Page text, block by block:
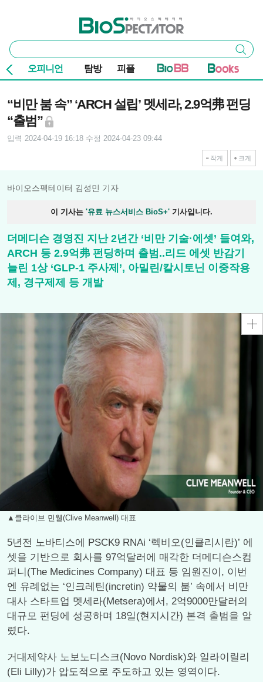
바이오스펙테이터
통
합
검
색
검색
오피니언 탐방 피플
“비만 붐 속” ‘ARCH 설립’ 멧세라, 2.9억弗 펀딩
“출범”
입력 2024-04-19 16:18 수정 2024-04-23 09:44
작게 크게
바이오스펙테이터 김성민 기자
이 기사는 '유료 뉴스서비스 BioS+' 기사입니다.
더메디슨 경영진 지난 2년간 ‘비만 기술·에셋’ 들여와,
ARCH 등 2.9억弗 펀딩하며 출범..리드 에셋 반감기
늘린 1상 ‘GLP-1 주사제’, 아밀린/칼시토닌 이중작용
제, 경구제제 등 개발
▲클라이브 민웰(Clive Meanwell) 대표
5년전 노바티스에 PSCK9 RNAi ‘렉비오(인클리시란)’ 에
셋을 기반으로 회사를 97억달러에 매각한 더메디슨스컴
퍼니(The Medicines Company) 대표 등 임원진이, 이번
엔 유례없는 ‘인크레틴(incretin) 약물의 붐’ 속에서 비만
대사 스타트업 멧세라(Metsera)에서, 2억9000만달러의
대규모 펀딩에 성공하며 18일(현지시간) 본격 출범을 알
렸다.
거대제약사 노보노디스크(Novo Nordisk)와 일라이릴리
(Eli Lilly)가 압도적으로 주도하고 있는 영역이다.